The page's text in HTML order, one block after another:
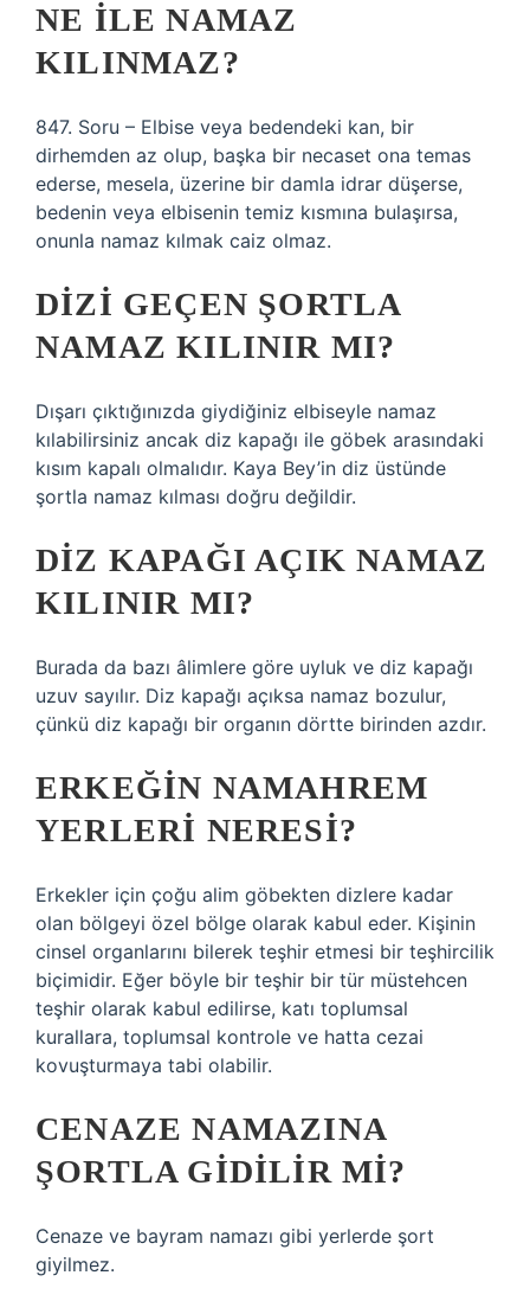
NE ILE NAMAZ
KILINMAZ?
847. Soru – Elbise veya bedendeki kan, bir
dirhemden az olup, başka bir necaset ona temas
ederse, mesela, üzerine bir damla idrar düşerse,
bedenin veya elbisenin temiz kısmına bulaşırsa,
onunla namaz kılmak caiz olmaz.
DIZI GEÇEN ŞORTLA
NAMAZ KILINIR MI?
Dışarı çıktığınızda giydiğiniz elbiseyle namaz
kılabilirsiniz ancak diz kapağı ile göbek arasındaki
kısım kapalı olmalıdır. Kaya Bey’in diz üstünde
şortla namaz kılması doğru değildir.
DIZ KAPAĞI AÇIK NAMAZ
KILINIR MI?
Burada da bazı âlimlere göre uyluk ve diz kapağı
uzuv sayılır. Diz kapağı açıksa namaz bozulur,
çünkü diz kapağı bir organın dörtte birinden azdır.
ERKEĞIN NAMAHREM
YERLERI NERESI?
Erkekler için çoğu alim göbekten dizlere kadar
olan bölgeyi özel bölge olarak kabul eder. Kişinin
cinsel organlarını bilerek teşhir etmesi bir teşhircilik
biçimidir. Eğer böyle bir teşhir bir tür müstehcen
teşhir olarak kabul edilirse, katı toplumsal
kurallara, toplumsal kontrole ve hatta cezai
kovuşturmaya tabi olabilir.
CENAZE NAMAZINA
ŞORTLA GIDILIR MI?
Cenaze ve bayram namazı gibi yerlerde şort
giyilmez.